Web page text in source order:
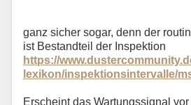
ganz sicher sogar, denn der
ist Bestandteil der Inspektion
https://
lexikon/inspektionsintervalle/
Erscheint das Wartungssignal